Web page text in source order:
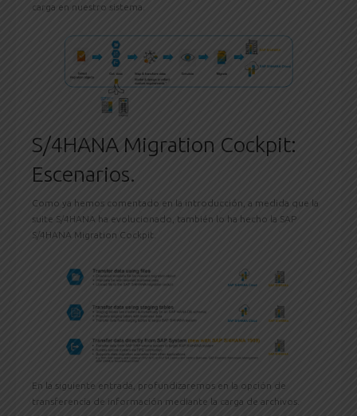
carga en nuestro sistema.
S/4HANA Migration Cockpit:
Escenarios.
Como ya hemos comentado en la introducción, a medida que la
suite S/4HANA ha evolucionado, también lo ha hecho la SAP
S/4HANA Migration Cockpit.
En la siguiente entrada, profundizaremos en la opción de
transferencia de información mediante la carga de archivos.